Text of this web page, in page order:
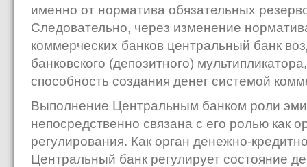
именно от норматива обязательных
Следовательно, через изменение
коммерческих банков центральный банк
банковского (депозитного)
способность создания денег системой
Выполнение Центральным банком роли
непосредственно связана с его ролью как
регулирования. Как орган денежно-
Центральный банк регулирует состояние